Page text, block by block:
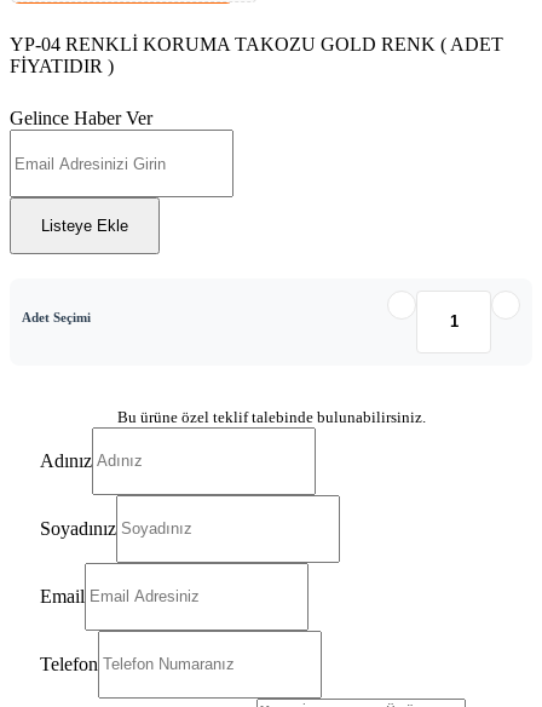
YP-04 RENKLİ KORUMA TAKOZU GOLD RENK ( ADET
FİYATIDIR )
Gelince Haber Ver
Listeye Ekle
Adet Seçimi
Bu ürüne özel teklif talebinde bulunabilirsiniz.
Adınız
Soyadınız
Email
Telefon